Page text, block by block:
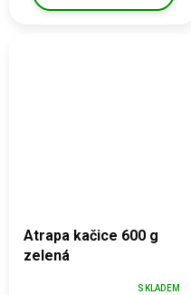
Atrapa kačice 600 g
zelená
SKLADEM